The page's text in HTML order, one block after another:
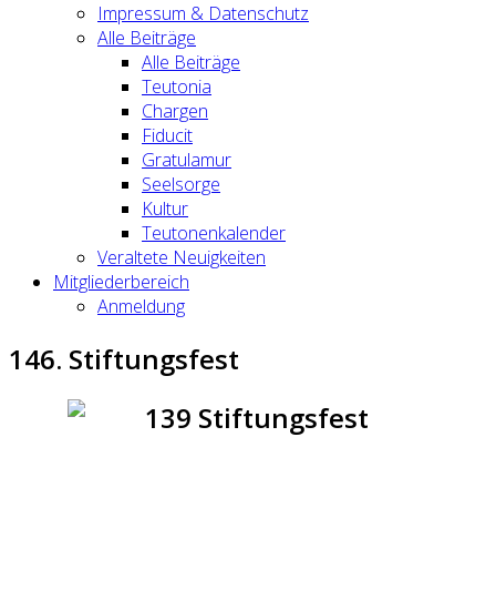
Impressum & Datenschutz
Alle Beiträge
Alle Beiträge
Teutonia
Chargen
Fiducit
Gratulamur
Seelsorge
Kultur
Teutonenkalender
Veraltete Neuigkeiten
Mitgliederbereich
Anmeldung
146. Stiftungsfest